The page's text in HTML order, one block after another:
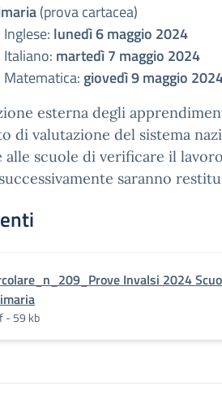
(provacartacea)
Inglese: lunedì 6 maggio 2024
Italiano: martedì 7 maggio 2024
Matematica: giovedì 9 maggio
esterna degli
di valutazione del sistema
alle scuole di verificare il
saranno
Invalsi 2024
- 59 kb